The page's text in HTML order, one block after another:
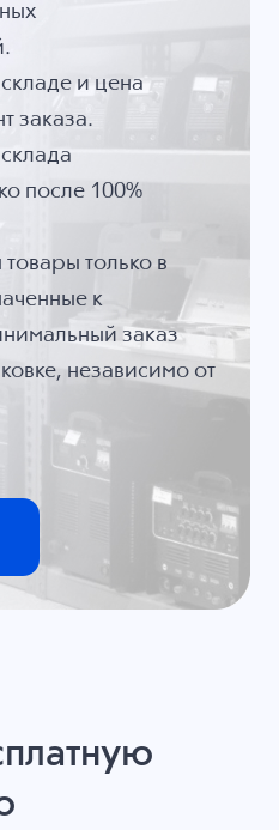
и цена
заказа.
после 100%
товары только в
к
заказ
независимо от